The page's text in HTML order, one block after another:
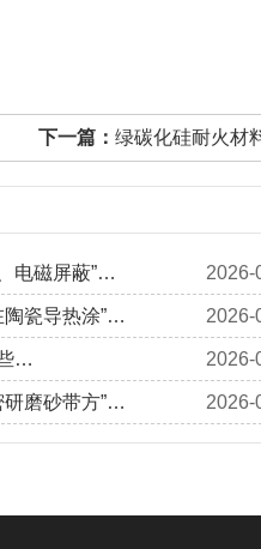
下一篇： 绿碳化硅耐火材
2026-
电磁屏蔽”…
2026-
陶瓷导热涂”…
2026-
…
2026-
研磨砂带方”…